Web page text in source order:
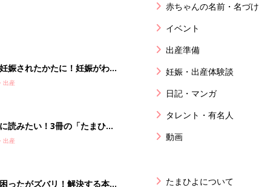
赤ちゃんの名前・名づけ
イベント
出産準備
妊娠・出産体験談
日記・マンガ
タレント・有名人
動画
たまひよについて